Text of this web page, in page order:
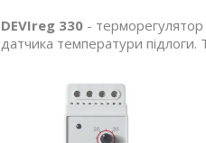
DEVIreg 330 - терморегулятор
датчика температури